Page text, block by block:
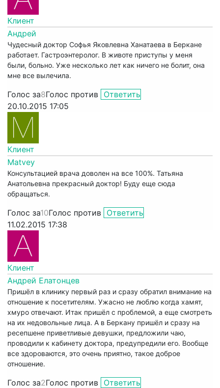
Клиент
Андрей
Чудесный доктор Софья Яковлевна Ханатаева в Беркане
работает. Гастроэнтеролог. В животе приступы у меня
были, больно. Уже несколько лет как ничего не болит, она
мне все вылечила.
Голос за8Голос против Ответить
20.10.2015 17:05
Клиент
Matvey
Консультацией врача доволен на все 100%. Татьяна
Анатольевна прекрасный доктор! Буду еще сюда
обращаться.
Голос за10Голос против Ответить
11.02.2015 17:38
Клиент
Андрей Елатонцев
Пришёл в клинику первый раз и сразу обратил внимание на
отношение к посетителям. Ужасно не люблю когда хамят,
хмуро отвечают. Итак пришёл с проблемой, а еще смотреть
на их недовольные лица. А в Беркану пришёл и сразу на
ресепшене приветливые девушки, предложили чаю,
проводили к кабинету доктора, предупредили его. Вообще
все здороваются, это очень приятно, такое доброе
отношение.
Голос за2Голос против Ответить